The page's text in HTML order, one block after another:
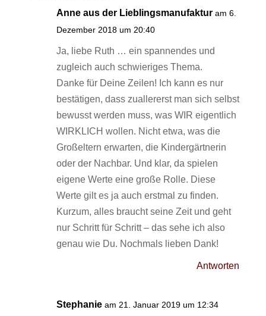
Anne aus der Lieblingsmanufaktur am 6.
Dezember 2018 um 20:40
Ja, liebe Ruth … ein spannendes und
zugleich auch schwieriges Thema.
Danke für Deine Zeilen! Ich kann es nur
bestätigen, dass zuallererst man sich selbst
bewusst werden muss, was WIR eigentlich
WIRKLICH wollen. Nicht etwa, was die
Großeltern erwarten, die Kindergärtnerin
oder der Nachbar. Und klar, da spielen
eigene Werte eine große Rolle. Diese
Werte gilt es ja auch erstmal zu finden.
Kurzum, alles braucht seine Zeit und geht
nur Schritt für Schritt – das sehe ich also
genau wie Du. Nochmals lieben Dank!
Antworten
Stephanie am 21. Januar 2019 um 12:34